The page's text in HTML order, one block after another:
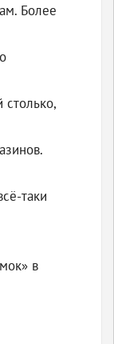
Более
таки
в